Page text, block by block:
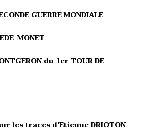
GUERRE MONDIALE
MONET
du 1er TOUR DE
les traces d'Etienne DRIOTON